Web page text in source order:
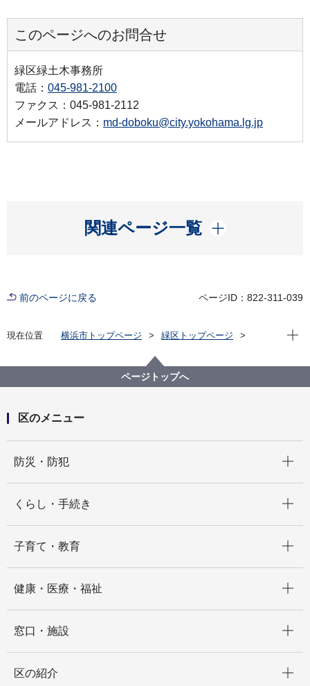
このページへのお問合せ
緑区緑土木事務所
電話： 045-981-2100
ファクス：045-981-2112
メールアドレス： md-doboku@city.yokohama.lg.jp
関連ページ一覧
開く
前のページに戻る ページID：822-311-039
現在位置 横浜市トップページ
緑区トップページ
緑土木事務所
緑区の身近な公園(地域別・50音順)
現在
ページトップへ
区のメニュー
防災・防犯
くらし・手続き
子育て・教育
健康・医療・福祉
窓口・施設
区の紹介